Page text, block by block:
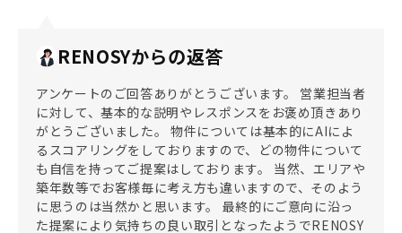
RENOSYからの返答
アンケートのご回答ありがとうございます。 営業担当者
に対して、基本的な説明やレスポンスをお褒め頂きあり
がとうございました。 物件については基本的にAIによ
るスコアリングをしておりますので、どの物件について
も自信を持ってご提案はしております。 当然、エリアや
築年数等でお客様毎に考え方も違いますので、そのよう
に思うのは当然かと思います。 最終的にご意向に沿っ
た提案により気持ちの良い取引となったようでRENOSY